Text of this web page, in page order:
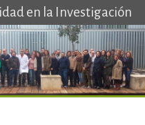
en la Investigación